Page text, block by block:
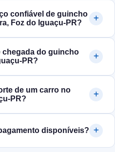
confiável de guincho
Foz do Iguaçu‑PR?
chegada do guincho
de um carro no
disponíveis?